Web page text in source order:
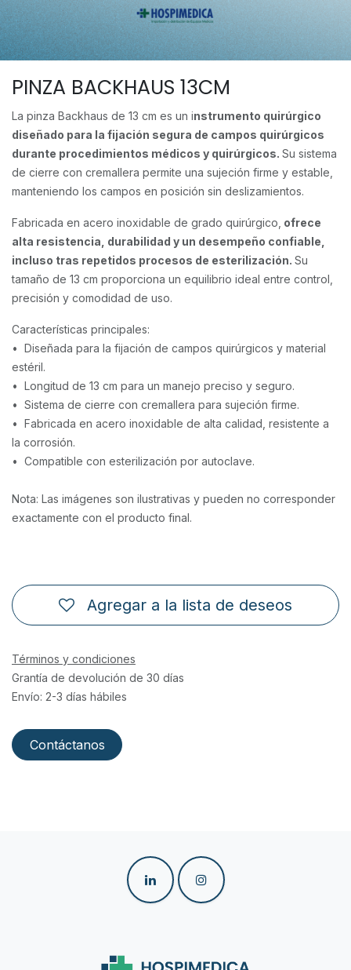
PINZA BACKHAUS 13CM
La pinza Backhaus de 13 cm es un instrumento quirúrgico
diseñado para la fijación segura de campos quirúrgicos
durante procedimientos médicos y quirúrgicos. Su sistema
de cierre con cremallera permite una sujeción firme y estable,
manteniendo los campos en posición sin deslizamientos.
Fabricada en acero inoxidable de grado quirúrgico, ofrece
alta resistencia, durabilidad y un desempeño confiable,
incluso tras repetidos procesos de esterilización. Su
tamaño de 13 cm proporciona un equilibrio ideal entre control,
precisión y comodidad de uso.
Características principales:
•⁠ ⁠Diseñada para la fijación de campos quirúrgicos y material
estéril.
•⁠ ⁠Longitud de 13 cm para un manejo preciso y seguro.
•⁠ ⁠Sistema de cierre con cremallera para sujeción firme.
•⁠ ⁠Fabricada en acero inoxidable de alta calidad, resistente a
la corrosión.
•⁠ ⁠Compatible con esterilización por autoclave.
Nota: Las imágenes son ilustrativas y pueden no corresponder
exactamente con el producto final.
Agregar a la lista de deseos
Términos y condiciones
Grantía de devolución de 30 días
Envío: 2-3 días hábiles
Contáctanos